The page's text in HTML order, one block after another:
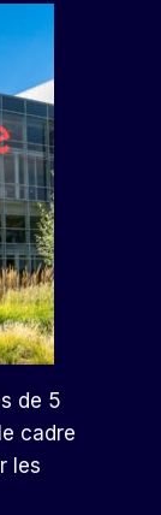
de 5
cadre
les